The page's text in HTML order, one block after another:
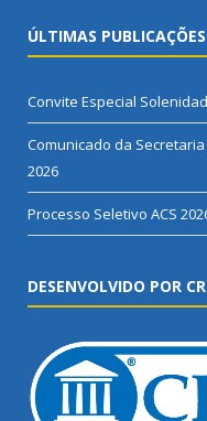
ÚLTIMAS PUBLICAÇÕES
Convite Especial
Comunicado da
2026
Processo Seletivo ACS
DESENVOLVIDO POR